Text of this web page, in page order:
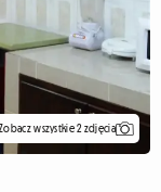
Zobacz wszystkie 2 zdjęcia